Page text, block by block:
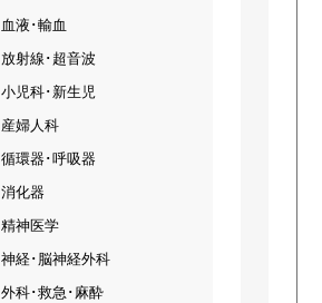
血液･輸血
放射線･超音波
小児科･新生児
産婦人科
循環器･呼吸器
消化器
精神医学
神経･脳神経外科
外科･救急･麻酔